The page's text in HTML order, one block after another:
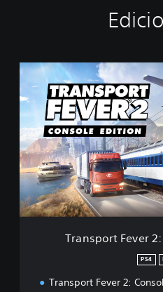
T
a
n
p
o
r
t
F
e
v
Transport Fever
PS4
Transport Fever 2: